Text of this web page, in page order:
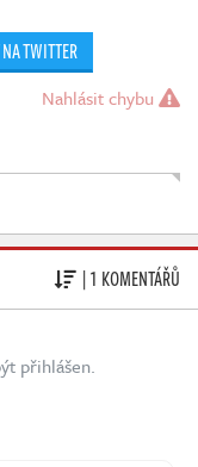
TWITTER
Nahlásit chybu
| 1 KOMENTÁŘŮ
přihlášen.